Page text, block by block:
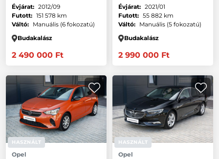
Évjárat: 2012/09
Futott: 151 578 km
Váltó: Manuális (6 fokozatú)
Budakalász
2 490 000 Ft
Évjárat: 2021/01
Futott: 55 882 km
Váltó: Manuális (5 fokozatú)
Budakalász
2 990 000 Ft
HASZNÁLT
Opel
HASZNÁLT
Opel